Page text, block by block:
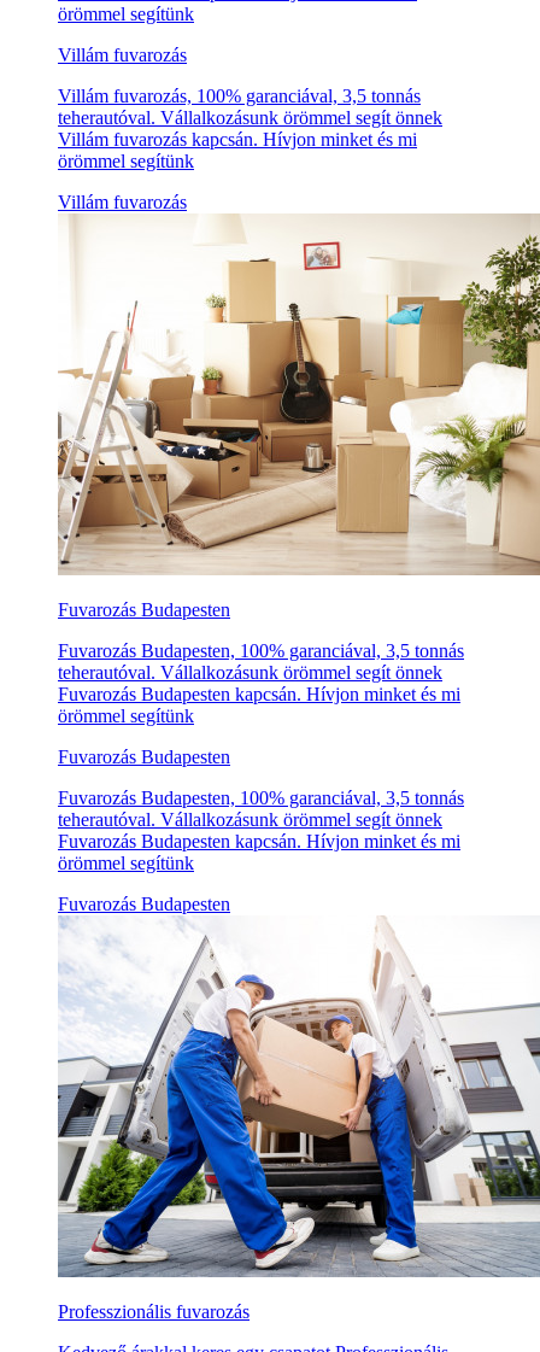
örömmel segítünk
Villám fuvarozás
Villám fuvarozás, 100% garanciával, 3,5 tonnás
teherautóval. Vállalkozásunk örömmel segít önnek
Villám fuvarozás kapcsán. Hívjon minket és mi
örömmel segítünk
Villám fuvarozás
Fuvarozás Budapesten
Fuvarozás Budapesten, 100% garanciával, 3,5 tonnás
teherautóval. Vállalkozásunk örömmel segít önnek
Fuvarozás Budapesten kapcsán. Hívjon minket és mi
örömmel segítünk
Fuvarozás Budapesten
Fuvarozás Budapesten, 100% garanciával, 3,5 tonnás
teherautóval. Vállalkozásunk örömmel segít önnek
Fuvarozás Budapesten kapcsán. Hívjon minket és mi
örömmel segítünk
Fuvarozás Budapesten
Professzionális fuvarozás